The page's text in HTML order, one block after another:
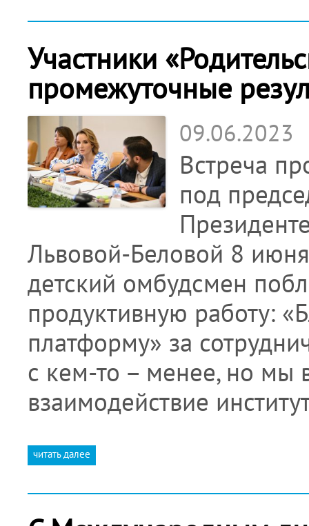
Участники
промежуточные
09.06.2023
Встреча
под
Львовой-Беловой 8
детский омбудсмен
продуктивную работу:
платформу» за
с кем-то – менее, но мы
взаимодействие
читать далее